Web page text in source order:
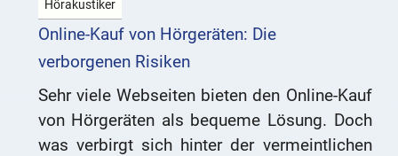
Hörakustiker
Online-Kauf von Hörgeräten: Die
verborgenen Risiken
Sehr viele Webseiten bieten den Online-Kauf
von Hörgeräten als bequeme Lösung. Doch
was verbirgt sich hinter der vermeintlichen